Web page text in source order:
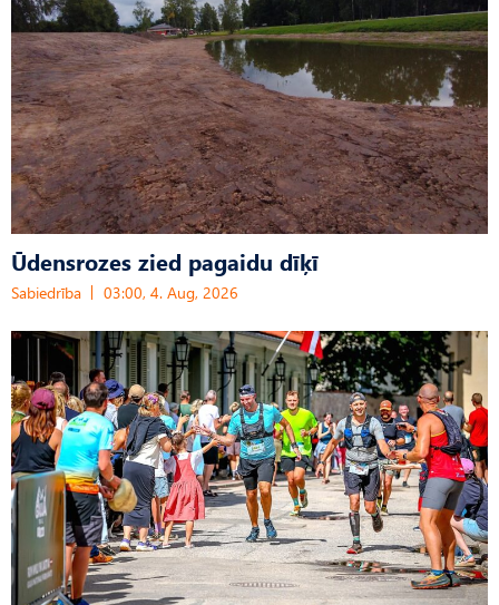
Ūdensrozes zied pagaidu dīķī
Sabiedrība 03:00, 4. Aug, 2026